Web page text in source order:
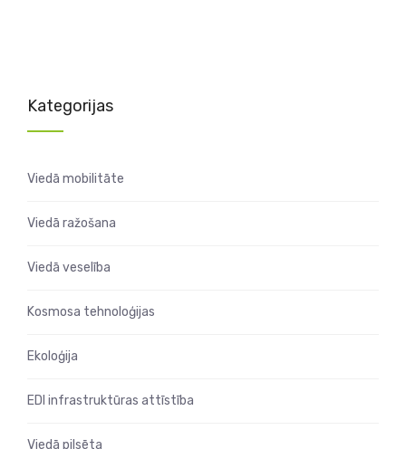
Kategorijas
Viedā mobilitāte
Viedā ražošana
Viedā veselība
Kosmosa tehnoloģijas
Ekoloģija
EDI infrastruktūras attīstība
Viedā pilsēta